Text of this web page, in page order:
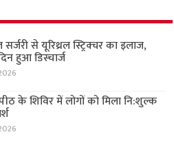
से यूरिथ्रल स्ट्रिक्चर का इलाज,
हुआ डिस्चार्ज
के शिविर में लोगों को मिला नि:शुल्क